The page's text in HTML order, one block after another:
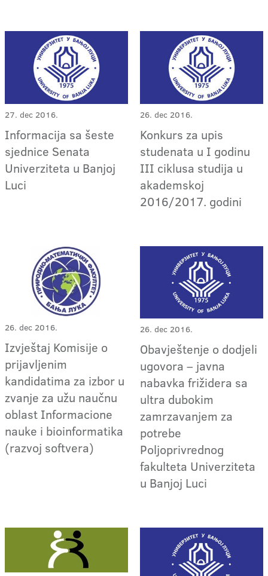
27. dec 2016.
Informacija sa šeste
sjednice Senata
Univerziteta u Banjoj
Luci
26. dec 2016.
Konkurs za upis
studenata u I godinu
III ciklusa studija u
akademskoj
2016/2017. godini
26. dec 2016.
Izvještaj Komisije o
prijavljenim
kandidatima za izbor u
zvanje za užu naučnu
oblast Informacione
nauke i bioinformatika
(razvoj softvera)
26. dec 2016.
Obavještenje o dodjeli
ugovora – javna
nabavka frižidera sa
ultra dubokim
zamrzavanjem za
potrebe
Poljoprivrednog
fakulteta Univerziteta
u Banjoj Luci